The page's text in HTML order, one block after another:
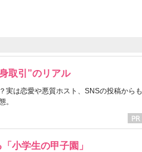
取引”のリアル
実は恋愛や悪質ホスト、SNSの投稿からも
。
小学生の甲子園」